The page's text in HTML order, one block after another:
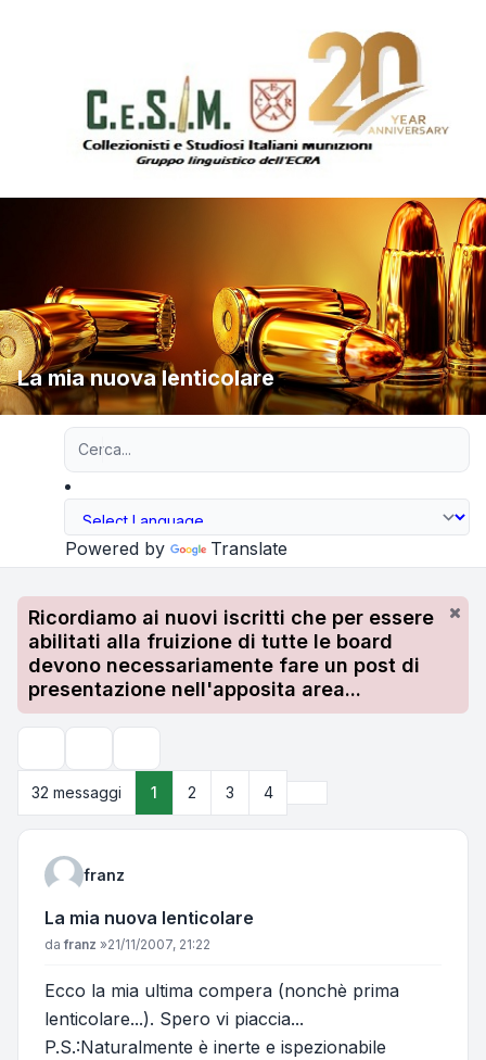
La mia nuova lenticolare
Powered by Translate
Ricordiamo ai nuovi iscritti che per essere
abilitati alla fruizione di tutte le board
devono necessariamente fare un post di
presentazione nell'apposita area...
32 messaggi
1 2 3 4
franz
La mia nuova lenticolare
Messaggio
dafranz »21/11/2007, 21:22
Ecco la mia ultima compera (nonchè prima
lenticolare...). Spero vi piaccia...
P.S.:Naturalmente è inerte e ispezionabile